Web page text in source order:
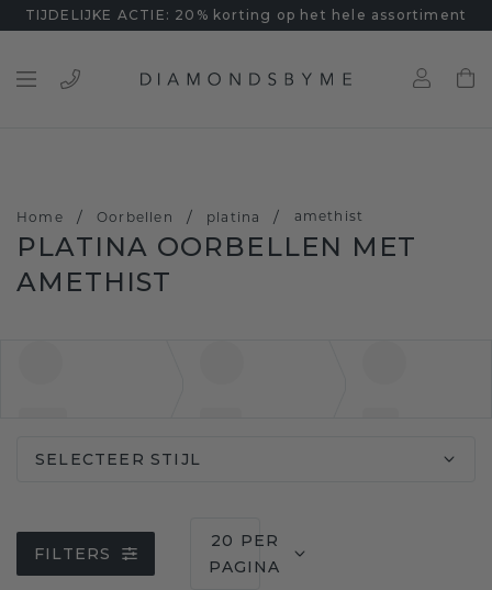
TIJDELIJKE ACTIE: 20% korting op het hele assortiment
Home / Oorbellen / platina / amethist
PLATINA OORBELLEN MET
AMETHIST
SELECTEER STIJL
FILTERS
20 PER
PAGINA